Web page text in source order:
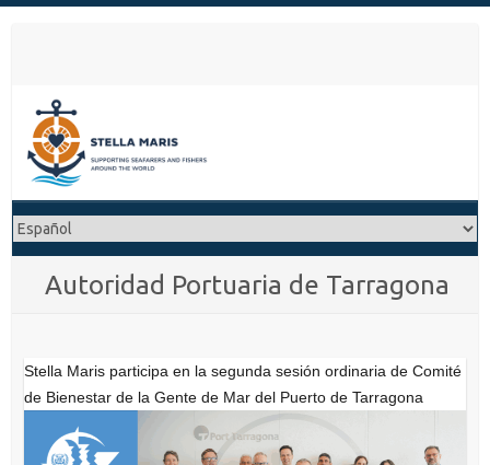
Autoridad Portuaria de Tarragona
Stella Maris participa en la segunda sesión ordinaria de Comité
de Bienestar de la Gente de Mar del Puerto de Tarragona